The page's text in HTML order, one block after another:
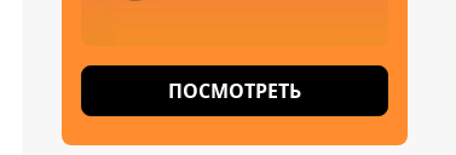
ПОСМОТРЕТЬ